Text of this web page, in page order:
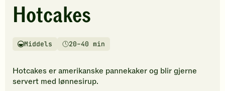
har
foreløpig
vurderinger.
den
første
Hotcakes
Vanskelighetsgrad
Middels
Tilberedningstid20–40 min
Hotcakes er amerikanske pannekaker og blir gjerne
servert med lønnesirup.